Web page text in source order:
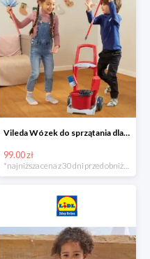
Vileda Wózek do sprzątania dla dzieci
99.00 zł
*najniższa cena z 30 dni przed obniżką